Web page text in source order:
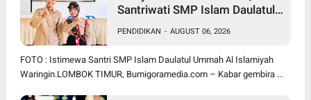
Santriwati SMP Islam Daulatul
Lolos Jambore Nasional di
Cibubur
PENDIDIKAN - AUGUST 06, 2026
FOTO : Istimewa Santri SMP Islam Daulatul Ummah Al Islamiyah
Waringin.LOMBOK TIMUR, Bumigoramedia.com – Kabar gembira ...